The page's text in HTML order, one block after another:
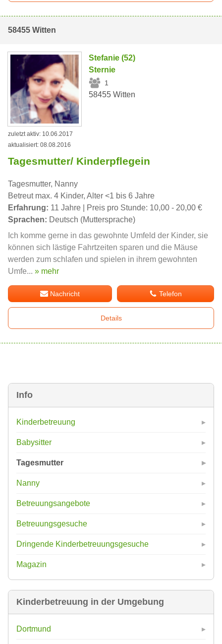
Info
Kinderbetreuung
Babysitter
Tagesmutter
Nanny
Betreuungsangebote
Betreuungsgesuche
Dringende Kinderbetreuungsgesuche
Magazin
Kinderbetreuung in der Umgebung
Dortmund
58455 Witten
Stefanie (52)
Sternie
1
58455 Witten
zuletzt aktiv: 10.06.2017
aktualisiert: 08.08.2016
Tagesmutter/ Kinderpflegein
Tagesmutter, Nanny
Betreut max. 4 Kinder, Alter <1 bis 6 Jahre
Erfahrung: 11 Jahre | Preis pro Stunde: 10,00 - 20,00 €
Sprachen: Deutsch (Muttersprache)
Ich komme gerne in das gewohnte Umfeld der Kinder, sie
können sich lästige Fahrtzeiten sparen und die Mäuse
werden zum schlafen und spielen in ihrem gewohnten
Umfe... » mehr
Nachricht Telefon
Details